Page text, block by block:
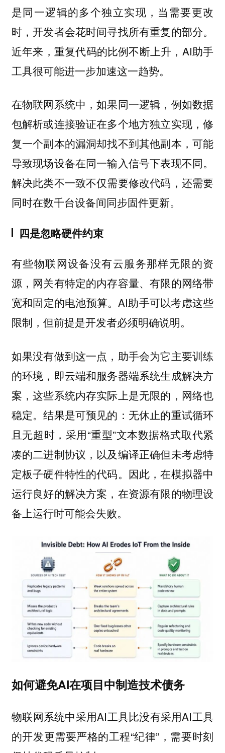
是同一逻辑的多个独立实现，当需要更改
时，开发者会花时间寻找所有重复的部分。
近年来，重复代码的比例不断上升，AI助手
工具很可能进一步加速这一趋势。
在物联网系统中，如果同一逻辑，例如数据
包解析或连接验证在多个地方独立实现，修
复一个副本的漏洞却找不到其他副本，可能
导致现场设备在同一输入信号下表现不同。
解决此类不一致不仅需要修改代码，还需要
同时在数千台设备间同步固件更新。
四是忽略硬件约束
有些物联网设备没有云服务那样无限的资
源，网关有特定的内存容量、有限的网络带
宽和固定的电池预算。AI助手可以考虑这些
限制，但前提是开发者必须明确说明。
如果没有做到这一点，助手会为它主要训练
的环境，即云端和服务器端系统生成解决方
案，这些系统内存实际上是无限的，网络也
稳定。结果是可预见的：无休止的重试循环
且无超时，采用“重型”文本数据格式取代紧
凑的二进制协议，以及编译正确但未考虑特
定板子硬件特性的代码。因此，在模拟器中
运行良好的解决方案，在资源有限的物理设
备上运行时可能会失败。
如何避免AI在项目中制造技术债务
物联网系统中采用AI工具比没有采用AI工具
的开发更需要严格的工程“纪律”，需要时刻